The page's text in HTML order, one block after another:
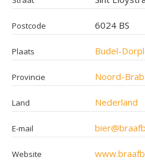
Postcode 6024 BS
Plaats Budel-
Provincie Noord-
Land Nederland
E-mail
Website